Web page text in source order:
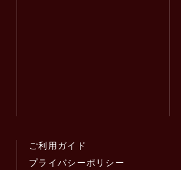
ご利用ガイド
プライバシーポリシー